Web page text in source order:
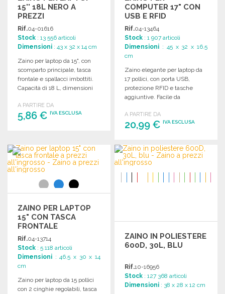
15'' 18L NERO A
PREZZI
ALL'INGROSSO
Rif.04-01616
Stock : 13 556 articoli
Dimensioni : 43 x 32 x 14 cm
Zaino per laptop da 15", con
scomparto principale, tasca
frontale e spallacci imbottiti.
Capacità di 18 L, dimensioni
A PARTIRE DA
5,86 € IVA ESCLUSA
Richiedi un preventivo
COMPUTER 17" CON
USB E RFID
Rif.04-13464
Stock : 1 907 articoli
Dimensioni : 45 x 32 x 16.5
cm
Zaino elegante per laptop da
17 pollici, con porta USB,
protezione RFID e tasche
aggiuntive. Facile da
A PARTIRE DA
20,99 €IVA ESCLUSA
ORDINARE
Richiedi un preventivo
ZAINO PER LAPTOP
15" CON TASCA
FRONTALE
Rif.04-13714
Stock : 5 118 articoli
Dimensioni : 46.5 x 30 x 14
cm
Zaino per laptop da 15 pollici
con 2 cinghie regolabili, tasca
ZAINO IN POLIESTERE
600D, 30L, BLU
Rif.10-16956
Stock : 127 368 articoli
Dimensioni : 38 x 28 x 12 cm